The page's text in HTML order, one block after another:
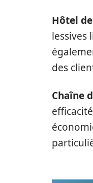
Hôtel
lessives
des
Chaîne